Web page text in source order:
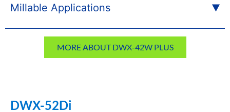
Millable Applications
MORE ABOUT DWX-42W PLUS
DWX-52Di